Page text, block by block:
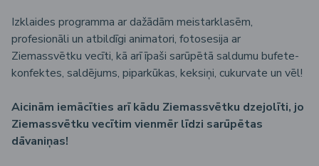
Izklaides programma ar dažādām meistarklasēm,
profesionāli un atbildīgi animatori, fotosesija ar
Ziemassvētku vecīti, kā arī īpaši sarūpētā saldumu bufete-
konfektes, saldējums, piparkūkas, keksiņi, cukurvate un vēl!
Aicinām iemācīties arī kādu Ziemassvētku dzejolīti, jo
Ziemassvētku vecītim vienmēr līdzi sarūpētas
dāvaniņas!